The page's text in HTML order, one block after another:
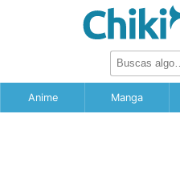
Anime Manga